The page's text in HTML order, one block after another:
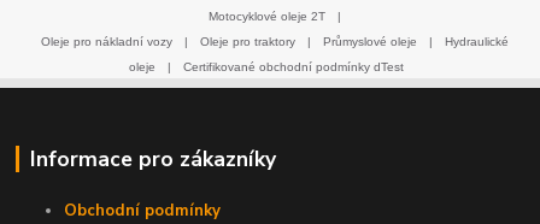
Motocyklové oleje 2T
|
Oleje pro nákladní vozy
| Oleje pro traktory | Průmyslové oleje |
Hydraulické
oleje
| Certifikované obchodní podmínky dTest
Informace pro zákazníky
Obchodní podmínky